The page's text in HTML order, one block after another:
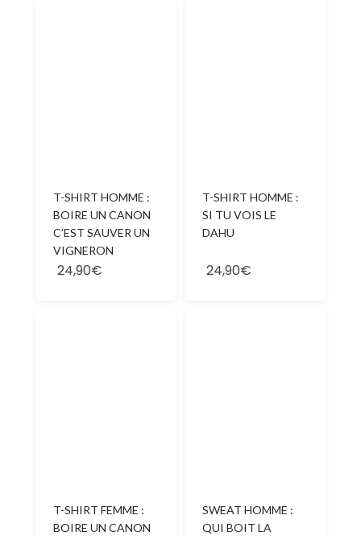
T-SHIRT HOMME :
BOIRE UN CANON
C’EST SAUVER UN
VIGNERON
24,90€
T-SHIRT HOMME :
SI TU VOIS LE
DAHU
24,90€
T-SHIRT FEMME :
BOIRE UN CANON
SWEAT HOMME :
QUI BOIT LA